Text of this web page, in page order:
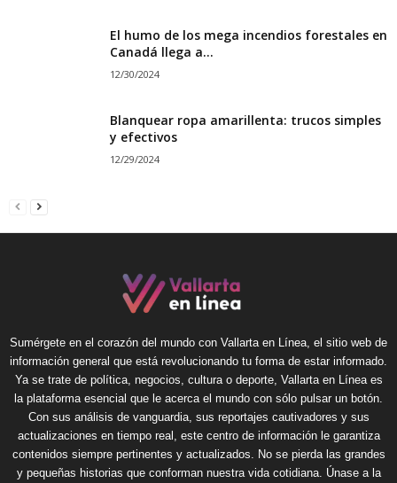
El humo de los mega incendios forestales en
Canadá llega a...
12/30/2024
Blanquear ropa amarillenta: trucos simples
y efectivos
12/29/2024
Sumérgete en el corazón del mundo con Vallarta en Línea, el sitio web de
información general que está revolucionando tu forma de estar informado.
Ya se trate de política, negocios, cultura o deporte, Vallarta en Línea es
la plataforma esencial que le acerca el mundo con sólo pulsar un botón.
Con sus análisis de vanguardia, sus reportajes cautivadores y sus
actualizaciones en tiempo real, este centro de información le garantiza
contenidos siempre pertinentes y actualizados. No se pierda las grandes
y pequeñas historias que conforman nuestra vida cotidiana. Únase a la